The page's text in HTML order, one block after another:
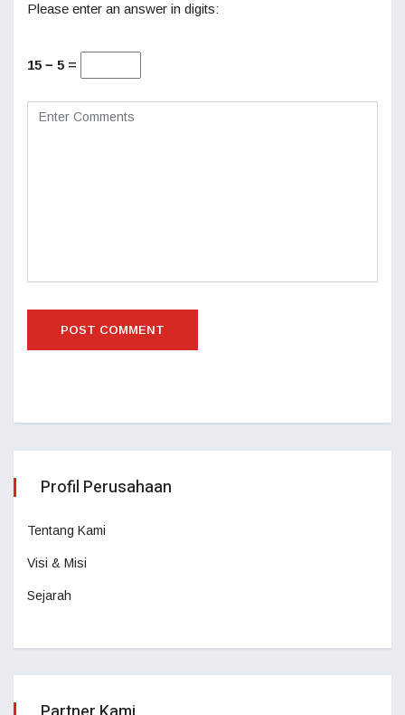
Please enter an answer in digits:
15 − 5 =
Profil Perusahaan
Tentang Kami
Visi & Misi
Sejarah